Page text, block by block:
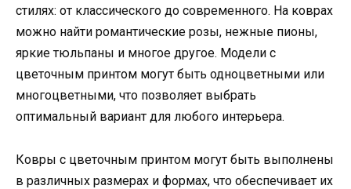
стилях: от классического до современного. На коврах
можно найти романтические розы, нежные пионы,
яркие тюльпаны и многое другое. Модели с
цветочным принтом могут быть одноцветными или
многоцветными, что позволяет выбрать
оптимальный вариант для любого интерьера.
Ковры с цветочным принтом могут быть выполнены
в различных размерах и формах, что обеспечивает их